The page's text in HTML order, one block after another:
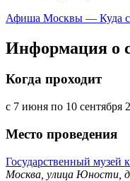
Афиша Москвы — Куда
Информация о
Когда проходит
с 7 июня по 10 сентября
Место проведения
Государственный музей
Москва, улица Юности,